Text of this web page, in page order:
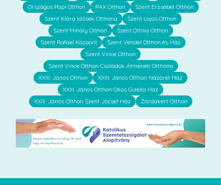
Országos Papi Otthon
PAX Otthon
Szent Erzsébet Otthon
Szent Klára Idősek Otthona
Szent Lajos Otthon
Szent Mihály Otthon
Szent Ottilia Otthon
Szent Rafael Központ
Szent Vendel Otthon és Ház
Szent Vince Otthon
Szent Vince Otthon Családok Átmeneti Otthona
XXIII. János Otthon
XXIII. János Otthon Názáret Ház
XXIII. János Otthon Okos Gizella Ház
XXIII. János Otthon Szent József Ház
Zárdakert Otthon